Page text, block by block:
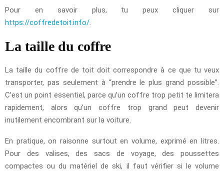
Pour en savoir plus, tu peux cliquer sur
https://coffredetoit.info/
La taille du coffre
La taille du coffre de toit doit correspondre à ce que tu veux
transporter, pas seulement à “prendre le plus grand possible”.
C’est un point essentiel, parce qu’un coffre trop petit te limitera
rapidement, alors qu’un coffre trop grand peut devenir
inutilement encombrant sur la voiture.
En pratique, on raisonne surtout en volume, exprimé en litres.
Pour des valises, des sacs de voyage, des poussettes
compactes ou du matériel de ski, il faut vérifier si le volume